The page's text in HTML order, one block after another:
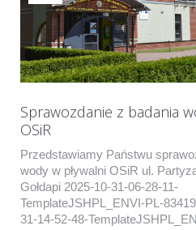
Sprawozdanie z badania
OSiR
Przedstawiamy Państwu
wody w pływalni OSiR ul.
Gołdapi 2025-10-31-06-28-11-
TemplateJSHPL_ENVI-PL-
31-14-52-48-